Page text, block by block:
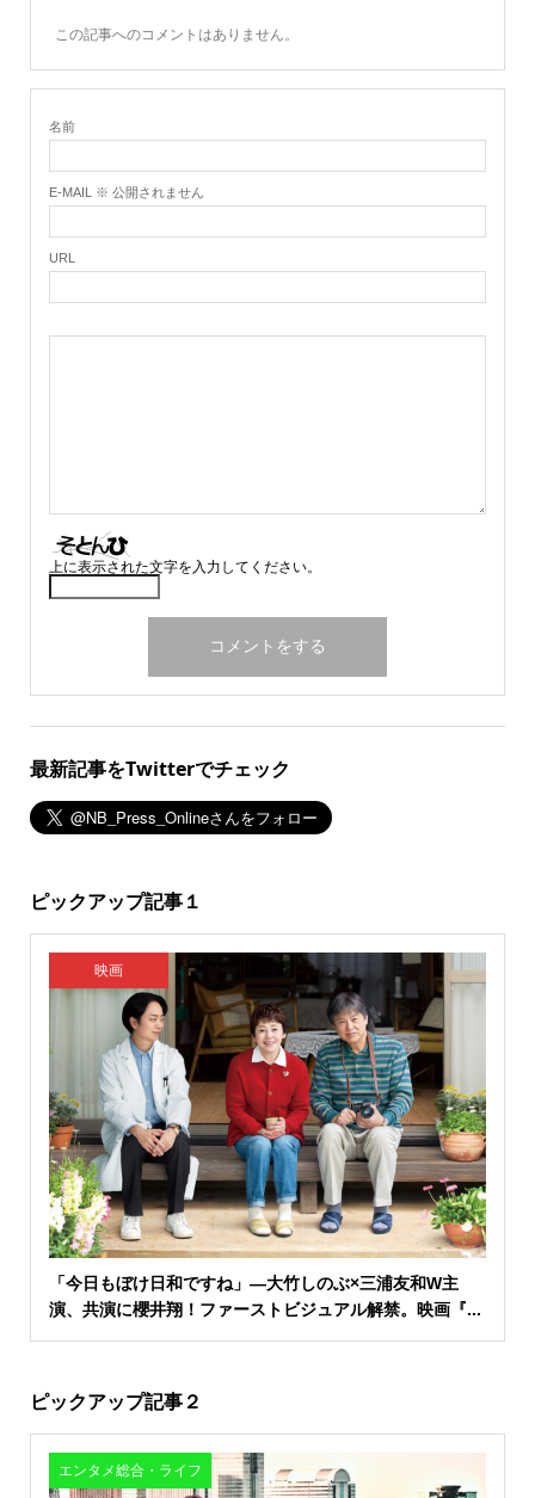
この記事へのコメントはありません。
名前
E-MAIL ※ 公開されません
URL
上に表示された文字を入力してください。
最新記事をTwitterでチェック
ピックアップ記事１
映画
「今日もぼけ日和ですね」―大竹しのぶ×三浦友和W主
演、共演に櫻井翔！ファーストビジュアル解禁。映画『...
ピックアップ記事２
エンタメ総合・ライフ